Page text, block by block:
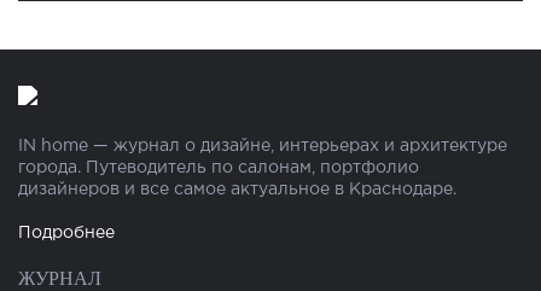
IN home — журнал о дизайне, интерьерах и архитектуре
города. Путеводитель по салонам, портфолио
дизайнеров и все самое актуальное в Краснодаре.
Подробнее
ЖУРНАЛ